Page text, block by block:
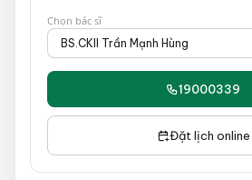
Chọn bác sĩ
19000339
Đặt lịch online